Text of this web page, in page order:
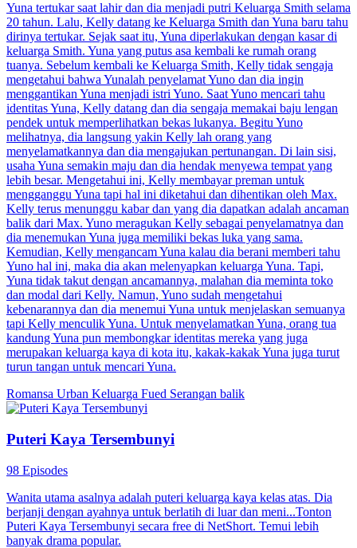
Yuna tertukar saat lahir dan dia menjadi putri Keluarga Smith selama
20 tahun. Lalu, Kelly datang ke Keluarga Smith dan Yuna baru tahu
dirinya tertukar. Sejak saat itu, Yuna diperlakukan dengan kasar di
keluarga Smith. Yuna yang putus asa kembali ke rumah orang
tuanya. Sebelum kembali ke Keluarga Smith, Kelly tidak sengaja
mengetahui bahwa Yunalah penyelamat Yuno dan dia ingin
menggantikan Yuna menjadi istri Yuno. Saat Yuno mencari tahu
identitas Yuna, Kelly datang dan dia sengaja memakai baju lengan
pendek untuk memperlihatkan bekas lukanya. Begitu Yuno
melihatnya, dia langsung yakin Kelly lah orang yang
menyelamatkannya dan dia mengajukan pertunangan. Di lain sisi,
usaha Yuna semakin maju dan dia hendak menyewa tempat yang
lebih besar. Mengetahui ini, Kelly membayar preman untuk
mengganggu Yuna tapi hal ini diketahui dan dihentikan oleh Max.
Kelly terus menunggu kabar dan yang dia dapatkan adalah ancaman
balik dari Max. Yuno meragukan Kelly sebagai penyelamatnya dan
dia menemukan Yuna juga memiliki bekas luka yang sama.
Kemudian, Kelly mengancam Yuna kalau dia berani memberi tahu
Yuno hal ini, maka dia akan melenyapkan keluarga Yuna. Tapi,
Yuna tidak takut dengan ancamannya, malahan dia meminta toko
dan modal dari Kelly. Namun, Yuno sudah mengetahui
kebenarannya dan dia menemui Yuna untuk menjelaskan semuanya
tapi Kelly menculik Yuna. Untuk menyelamatkan Yuna, orang tua
kandung Yuna pun membongkar identitas mereka yang juga
merupakan keluarga kaya di kota itu, kakak-kakak Yuna juga turut
turun tangan untuk mencari Yuna.
Romansa Urban Keluarga Fued Serangan balik
Puteri Kaya Tersembunyi
98 Episodes
Wanita utama asalnya adalah puteri keluarga kaya kelas atas. Dia
berjanji dengan ayahnya untuk berlatih di luar dan meni...Tonton
Puteri Kaya Tersembunyi secara free di NetShort. Temui lebih
banyak drama popular.